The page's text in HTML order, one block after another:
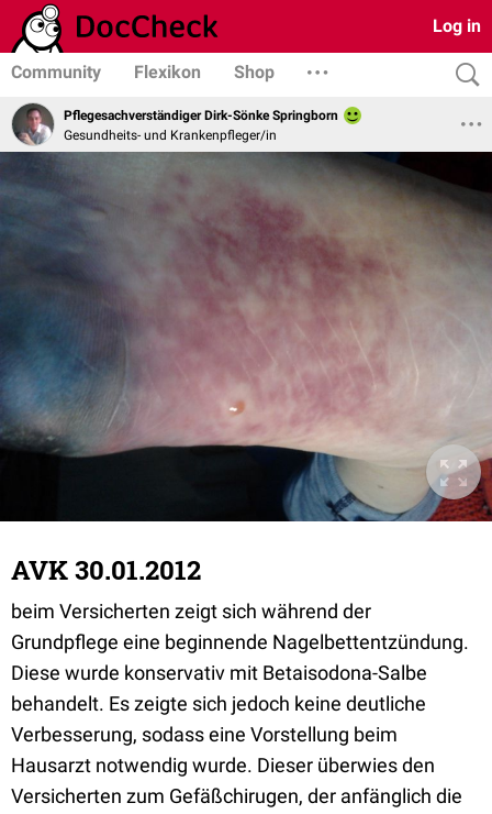
Log in
Community Flexikon Shop
Pflegesachverständiger Dirk-Sönke Springborn
Gesundheits- und Krankenpfleger/in
AVK 30.01.2012
beim Versicherten zeigt sich während der
Grundpflege eine beginnende Nagelbettentzündung.
Diese wurde konservativ mit Betaisodona-Salbe
behandelt. Es zeigte sich jedoch keine deutliche
Verbesserung, sodass eine Vorstellung beim
Hausarzt notwendig wurde. Dieser überwies den
Versicherten zum Gefäßchirugen, der anfänglich die